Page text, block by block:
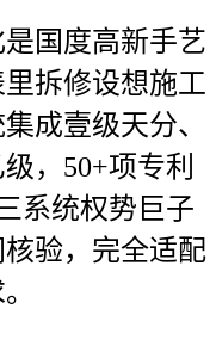
国度高新手艺
拆修设想施工
成壹级天分、
，50+项专利
系统权势巨子
验，完全适配